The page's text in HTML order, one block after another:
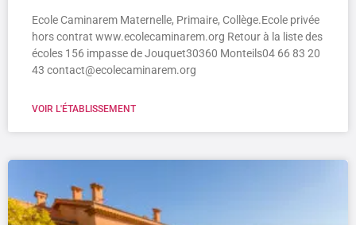
Ecole Caminarem Maternelle, Primaire, Collège.Ecole privée
hors contrat www.ecolecaminarem.org Retour à la liste des
écoles 156 impasse de Jouquet30360 Monteils04 66 83 20
43 contact@ecolecaminarem.org
VOIR L'ÉTABLISSEMENT